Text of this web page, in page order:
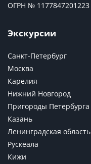
ОГРН № 1177847201223
Экскурсии
Санкт-Петербург
Москва
Карелия
Нижний Новгород
Пригороды Петербурга
Казань
Ленинградская область
Рускеала
Кижи